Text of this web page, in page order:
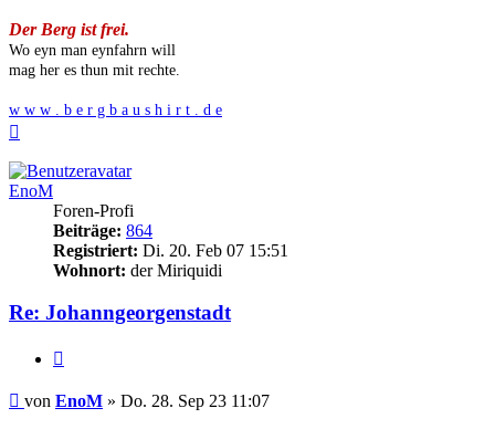
Der Berg ist frei.
Wo eyn man eynfahrn will
mag her es thun mit rechte.
w w w . b e r g b a u s h i r t . d e
EnoM
Foren-Profi
Beiträge: 864
Registriert: Di. 20. Feb 07 15:51
Wohnort: der Miriquidi
Re: Johanngeorgenstadt
Beitrag
von EnoM » Do. 28. Sep 23 11:07